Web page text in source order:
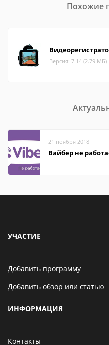
Похожие
Версия: 7.14 (2.79 МБ)
21 ноября 2018
Вайбер не
УЧАСТИЕ
Добавить программу
Добавить обзор или статью
ИНФОРМАЦИЯ
Контакты